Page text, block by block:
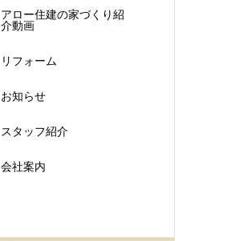
アロー住建の家づくり紹
介動画
リフォーム
お知らせ
スタッフ紹介
会社案内